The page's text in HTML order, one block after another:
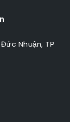
Nhuận, TP